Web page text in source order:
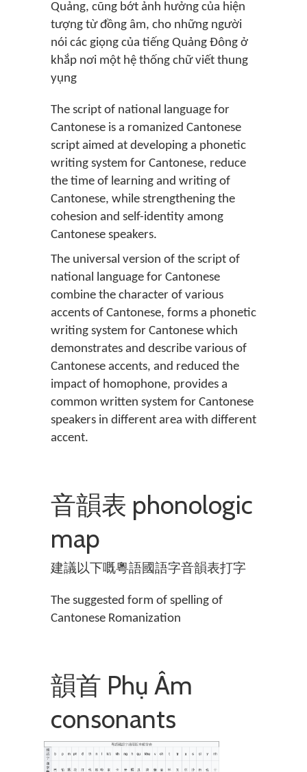
Quảng, cũng bớt ảnh hưởng của hiện
tượng từ đồng âm, cho những người
nói các giọng của tiếng Quảng Đông ở
khắp nơi một hệ thống chữ viết thung
yụng
The script of national language for
Cantonese is a romanized Cantonese
script aimed at developing a phonetic
writing system for Cantonese, reduce
the time of learning and writing of
Cantonese, while strengthening the
cohesion and self-identity among
Cantonese speakers.
The universal version of the script of
national language for Cantonese
combine the character of various
accents of Cantonese, forms a phonetic
writing system for Cantonese which
demonstrates and describe various of
Cantonese accents, and reduced the
impact of homophone, provides a
common written system for Cantonese
speakers in different area with different
accent.
音韻表 phonologic
map
建議以下嘅粵語國語字音韻表打字
The suggested form of spelling of
Cantonese Romanization
韻首 Phụ Âm
consonants